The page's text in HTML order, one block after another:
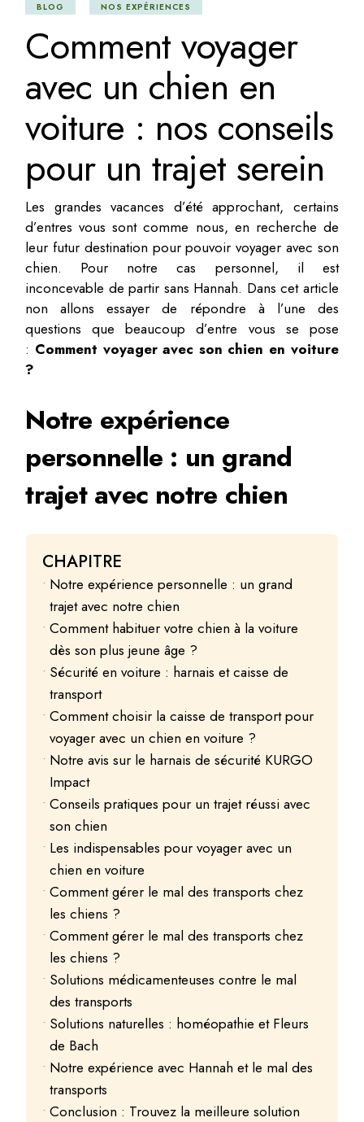
BLOG NOS EXPÉRIENCES
Comment voyager
avec un chien en
voiture : nos conseils
pour un trajet serein
Les grandes vacances d’été approchant, certains
d’entres vous sont comme nous, en recherche de
leur futur destination pour pouvoir voyager avec son
chien. Pour notre cas personnel, il est
inconcevable de partir sans Hannah. Dans cet article
non allons essayer de répondre à l’une des
questions que beaucoup d’entre vous se pose
: Comment voyager avec son chien en voiture
?
Notre expérience
personnelle : un grand
trajet avec notre chien
CHAPITRE
Notre expérience personnelle : un grand
trajet avec notre chien
Comment habituer votre chien à la voiture
dès son plus jeune âge ?
Sécurité en voiture : harnais et caisse de
transport
Comment choisir la caisse de transport pour
voyager avec un chien en voiture ?
Notre avis sur le harnais de sécurité KURGO
Impact
Conseils pratiques pour un trajet réussi avec
son chien
Les indispensables pour voyager avec un
chien en voiture
Comment gérer le mal des transports chez
les chiens ?
Comment gérer le mal des transports chez
les chiens ?
Solutions médicamenteuses contre le mal
des transports
Solutions naturelles : homéopathie et Fleurs
de Bach
Notre expérience avec Hannah et le mal des
transports
Conclusion : Trouvez la meilleure solution